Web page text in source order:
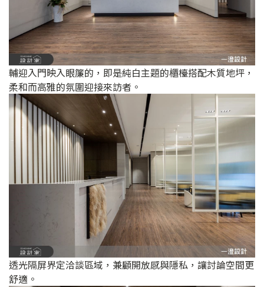
輔迎入門映入眼簾的，即是純白主題的櫃檯搭配木質地坪，
柔和而高雅的氛圍迎接來訪者。
透光隔屏界定洽談區域，兼顧開放感與隱私，讓討論空間更
舒適。